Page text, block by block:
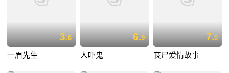
3.6
一眉先生
6.9
人吓鬼
7.0
丧尸爱情故事